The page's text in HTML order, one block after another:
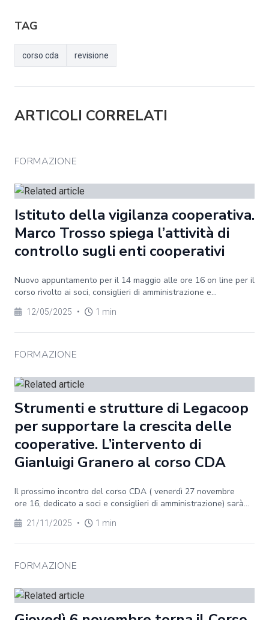
TAG
corso cda revisione
ARTICOLI CORRELATI
FORMAZIONE
Istituto della vigilanza cooperativa.
Marco Trosso spiega l’attività di
controllo sugli enti cooperativi
Nuovo appuntamento per il 14 maggio alle ore 16 on line per il
corso rivolto ai soci, consiglieri di amministrazione e...
12/05/2025 • 1 min
FORMAZIONE
Strumenti e strutture di Legacoop
per supportare la crescita delle
cooperative. L’intervento di
Gianluigi Granero al corso CDA
Il prossimo incontro del corso CDA ( venerdì 27 novembre
ore 16, dedicato a soci e consiglieri di amministrazione) sarà...
21/11/2025 • 1 min
FORMAZIONE